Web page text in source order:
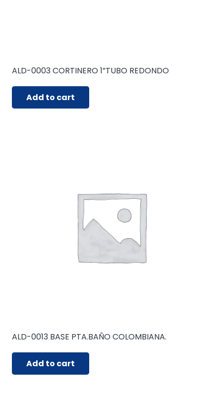
ALD-0003 CORTINERO 1”TUBO REDONDO
Add to cart
ALD-0013 BASE PTA.BAÑO COLOMBIANA.
Add to cart